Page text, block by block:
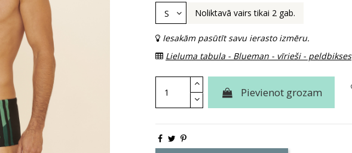
Noliktavā vairs tikai 2 gab.
Iesakām pasūtīt savu ierasto izmēru.
Lieluma tabula - Blueman - vīrieši - peldbikses
Pievienot grozam